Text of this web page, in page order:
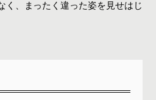
く、まったく違った姿を見せはじ